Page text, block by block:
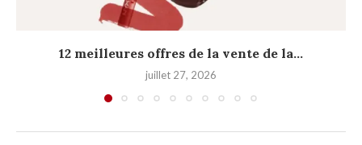
12 meilleures offres de la vente de la...
juillet 27, 2026